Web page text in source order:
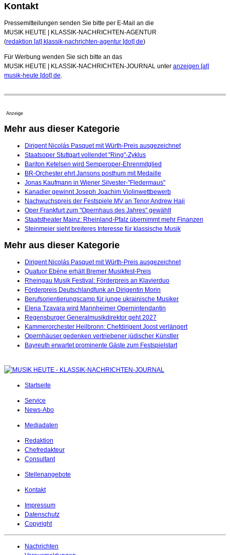
Kontakt
Pressemitteilungen senden Sie bitte per E-Mail an die
MUSIK HEUTE | KLASSIK-NACHRICHTEN-AGENTUR
(redaktion [at] klassik-nachrichten-agentur [dot] de)
Für Werbung wenden Sie sich bitte an das
MUSIK HEUTE | KLASSIK-NACHRICHTEN-JOURNAL unter anzeigen [at]
musik-heute [dot] de
Anzeige
Mehr aus dieser Kategorie
Dirigent Nicolás Pasquet mit Würth-Preis ausgezeichnet
Staatsoper Stuttgart vollendet "Ring"-Zyklus
Bariton Ketelsen wird Semperoper-Ehrenmitglied
BR-Orchester ehrt Jansons posthum mit Medaille
Jonas Kaufmann in Wiener Silvester-"Fledermaus"
Kanadier gewinnt Joseph Joachim Violinwettbewerb
Nachwuchspreis der Festspiele MV an Tenor Andrew Haji
Oper Frankfurt zum "Opernhaus des Jahres" gewählt
Staatstheater Mainz: Rheinland-Pfalz übernimmt mehr Finanzen
Steinmeier sieht breiteres Interesse für klassische Musik
Mehr aus dieser Kategorie
Dirigent Nicolás Pasquet mit Würth-Preis ausgezeichnet
Quatuor Ebène erhält Bremer Musikfest-Preis
Rheingau Musik Festival: Förderpreis an Klavierduo
Förderpreis Deutschlandfunk an Dirigentin Morin
Berufsorientierungscamp für junge ukrainische Musiker
Elena Tzavara wird Mannheimer Opernintendantin
Regensburger Generalmusikdirektor geht 2027
Kammerorchester Heilbronn: Chefdirigent Joost verlängert
Opernhäuser gedenken vertriebener jüdischer Künstler
Bayreuth erwartet prominente Gäste zum Festspielstart
Startseite
Service
News-Abo
Mediadaten
Redaktion
Chefredakteur
Consultant
Stellenangebote
Kontakt
Impressum
Datenschutz
Copyright
Nachrichten